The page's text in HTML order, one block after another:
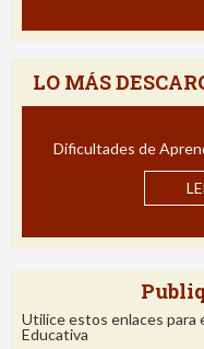
LO MÁS
Dificultades de
Utilice estos enlaces para
Educativa